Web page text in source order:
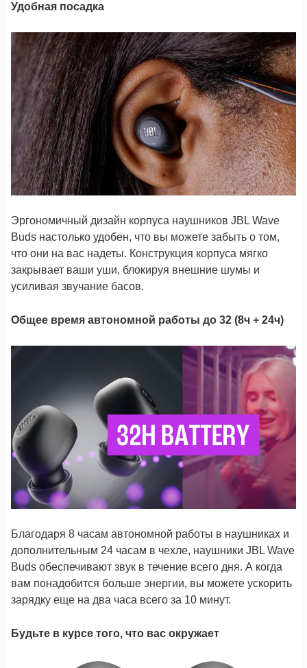
Удобная посадка
Эргономичный дизайн корпуса наушников JBL Wave
Buds настолько удобен, что вы можете забыть о том,
что они на вас надеты. Конструкция корпуса мягко
закрывает ваши уши, блокируя внешние шумы и
усиливая звучание басов.
Общее время автономной работы до 32 (8ч + 24ч)
Благодаря 8 часам автономной работы в наушниках и
дополнительным 24 часам в чехле, наушники JBL Wave
Buds обеспечивают звук в течение всего дня. А когда
вам понадобится больше энергии, вы можете ускорить
зарядку еще на два часа всего за 10 минут.
Будьте в курсе того, что вас окружает